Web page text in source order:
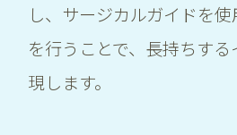
し、サージカルガイドを
を行うことで、長持ちす
現します。